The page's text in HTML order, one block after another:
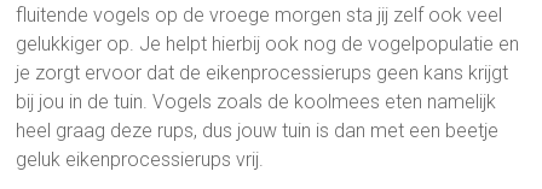
fluitende vogels op de vroege morgen sta jij zelf ook veel
gelukkiger op. Je helpt hierbij ook nog de vogelpopulatie en
je zorgt ervoor dat de eikenprocessierups geen kans krijgt
bij jou in de tuin. Vogels zoals de koolmees eten namelijk
heel graag deze rups, dus jouw tuin is dan met een beetje
geluk eikenprocessierups vrij.